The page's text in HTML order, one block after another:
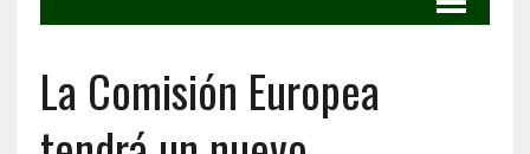
La Comisión Europea